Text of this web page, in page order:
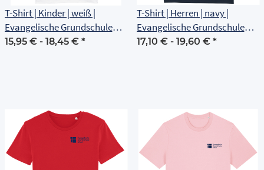
T-Shirt | Kinder | weiß |
Evangelische Grundschule
Erfurt
15,95 € - 18,45 € *
T-Shirt | Herren | navy |
Evangelische Grundschule
Erfurt
17,10 € - 19,60 € *